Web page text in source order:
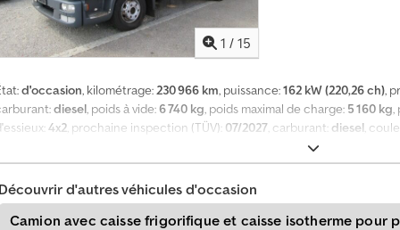
1 / 15
d'occasion, kilométrage:230 966 km, puissance:162 kW (220,26 ch),
diesel, poids à vide:6 740 kg, poids maximal de charge: 5 160 kg,
4x2, prochaine inspection (TÜV): 07/2027, carburant: diesel,
, suspension:
chargement:3 800 mm, largeur de l’espace de chargement:2 340 mm,
ABS, blocage de différentiel, contrôle de traction, grue, régulateur de
extensions, 7,40 m / 1000 kg * Grappin à ferraille * Benne basculante
Charge utile = 5160 kg * 2 places assises * Boîte de vitesses manuelle à 6
Découvrir d'autres véhicules d'occasion
Camion avec caisse frigorifique et caisse isotherme pour